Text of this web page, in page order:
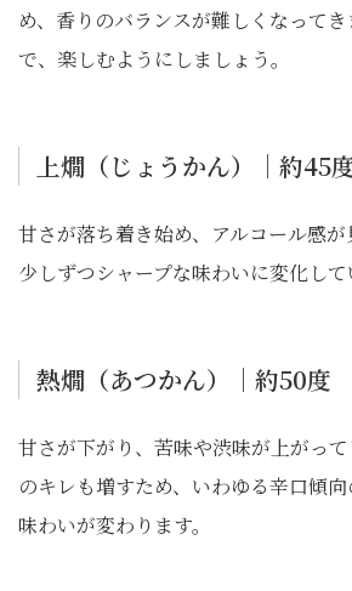
め、香りのバランスが難しくなって
で、楽しむようにしましょう。
上燗（じょうかん）｜約45
甘さが落ち着き始め、アルコール感が
少しずつシャープな味わいに変化して
熱燗（あつかん）｜約50度
甘さが下がり、苦味や渋味が上がっ
のキレも増すため、いわゆる辛口傾
味わいが変わります。